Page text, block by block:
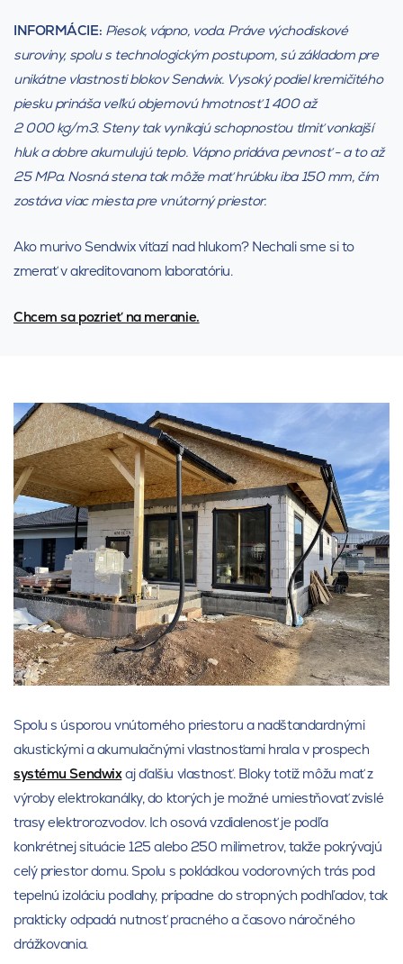
INFORMÁCIE: Piesok, vápno, voda. Práve východiskové
suroviny, spolu s technologickým postupom, sú základom pre
unikátne vlastnosti blokov Sendwix. Vysoký podiel kremičitého
piesku prináša veľkú objemovú hmotnosť 1 400 až
2 000 kg/m3. Steny tak vynikajú schopnosťou tlmiť vonkajší
hluk a dobre akumulujú teplo. Vápno pridáva pevnosť - a to až
25 MPa. Nosná stena tak môže mať hrúbku iba 150 mm, čím
zostáva viac miesta pre vnútorný priestor.
Ako murivo Sendwix víťazí nad hlukom? Nechali sme si to
zmerať v akreditovanom laboratóriu.
Chcem sa pozrieť na meranie.
Spolu s úsporou vnútorného priestoru a nadštandardnými
akustickými a akumulačnými vlastnosťami hrala v prospech
systému Sendwixaj ďalšiu vlastnosť. Bloky totiž môžu mať z
výroby elektrokanálky, do ktorých je možné umiestňovať zvislé
trasy elektrorozvodov. Ich osová vzdialenosť je podľa
konkrétnej situácie 125 alebo 250 milimetrov, takže pokrývajú
celý priestor domu. Spolu s pokládkou vodorovných trás pod
tepelnú izoláciu podlahy, prípadne do stropných podhľadov, tak
prakticky odpadá nutnosť pracného a časovo náročného
drážkovania.